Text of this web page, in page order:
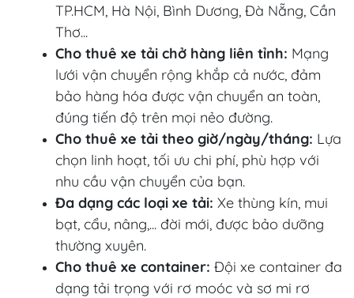
TP.HCM, Hà Nội, Bình Dương, Đà Nẵng, Cần
Thơ...
Cho thuê xe tải chở hàng liên tỉnh: Mạng
lưới vận chuyển rộng khắp cả nước, đảm
bảo hàng hóa được vận chuyển an toàn,
đúng tiến độ trên mọi nẻo đường.
Cho thuê xe tải theo giờ/ngày/tháng: Lựa
chọn linh hoạt, tối ưu chi phí, phù hợp với
nhu cầu vận chuyển của bạn.
Đa dạng các loại xe tải: Xe thùng kín, mui
bạt, cẩu, nâng,... đời mới, được bảo dưỡng
thường xuyên.
Cho thuê xe container: Đội xe container đa
dạng tải trọng với rơ moóc và sơ mi rơ